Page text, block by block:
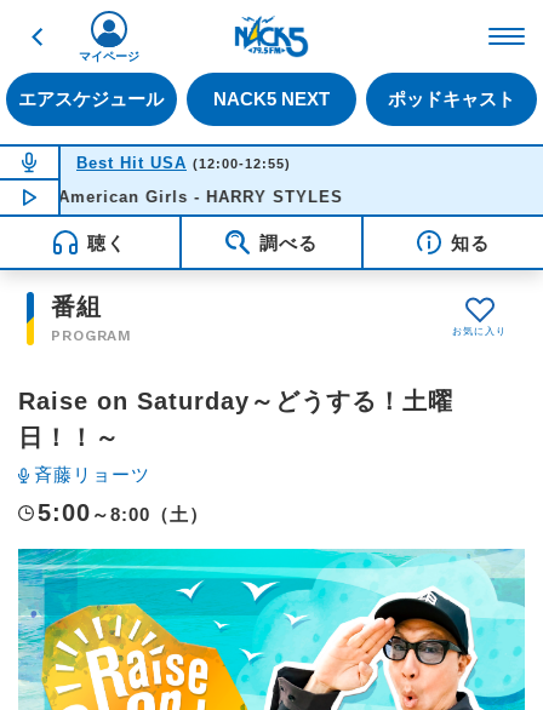
戻る
エアスケジュール NACK5 NEXT ポッドキャスト
マイページ
NOW ON AIR
Best Hit USA (12:00-12:55)
NOW PLAYING12:12
American Girls - HARRY STYLES
聴く 調べる 知る
番組
PROGRAM
Raise on Saturday～どうする！土曜
日！！～
斉藤リョーツ
5:00 ～8:00（土）